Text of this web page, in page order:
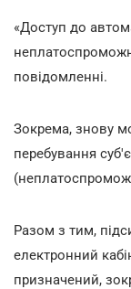
«Доступ до
повідомленні.
Зокрема, знову
перебування
Разом з тим,
електронний
призначений,